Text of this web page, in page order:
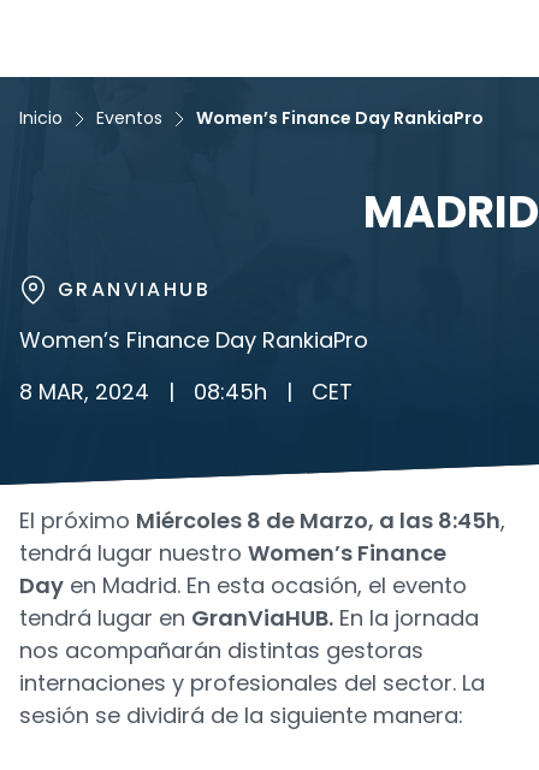
Inicio Eventos Women’s Finance Day RankiaPro
MADRID
GRANVIAHUB
Women’s Finance Day RankiaPro
8 MAR, 2024
| 08:45h | CET
El próximo Miércoles 8 de Marzo, a las 8:45h,
tendrá lugar nuestro Women’s Finance
Day en Madrid. En esta ocasión, el evento
tendrá lugar en GranViaHUB. En la jornada
nos acompañarán distintas gestoras
internaciones y profesionales del sector. La
sesión se dividirá de la siguiente manera: